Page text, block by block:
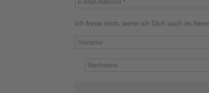
Ich freue mich, wenn ich Dich auch im